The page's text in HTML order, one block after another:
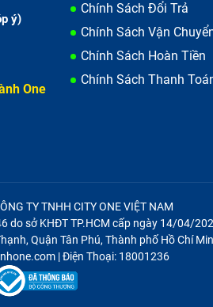
ý)
One
Chính Sách Đổi Trả
Chính Sách Vận
Chính Sách Hoàn Tiền
Chính Sách Thanh
TY TNHH CITY ONE VIỆT NAM
do sở KHĐT TP.HCM cấp ngày 14/04/
Quận Tân Phú, Thành phố Hồ Chí
| Điện Thoại: 18001236